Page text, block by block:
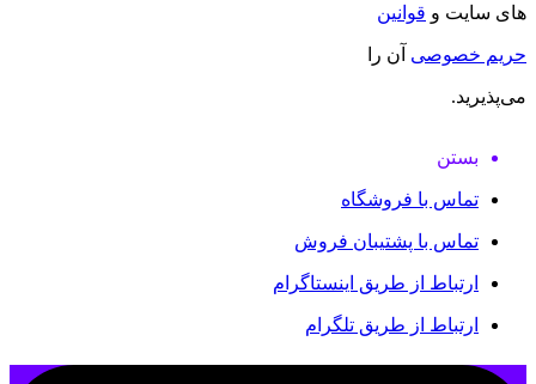
های سایت و قوانین
حریم خصوصی آن را
می‌پذیرید.
بستن
تماس با فروشگاه
تماس با پشتیبان فروش
ارتباط از طریق اینستاگرام
ارتباط از طریق تلگرام